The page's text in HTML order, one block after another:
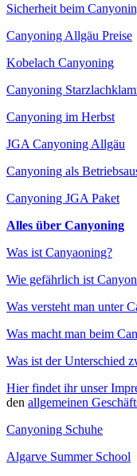
Sicherheit beim
Canyoning Allgäu Preise
Kobelach Canyoning
Canyoning
Canyoning im Herbst
JGA Canyoning Allgäu
Canyoning als
Canyoning JGA Paket
Alles über Canyoning
Was ist Canyaoning?
Wie gefährlich ist
Was versteht man unter
Was macht man beim
Was ist der Unterschied
Hier findet ihr unser
den allgemeinen
Canyoning Schuhe
Algarve Summer School